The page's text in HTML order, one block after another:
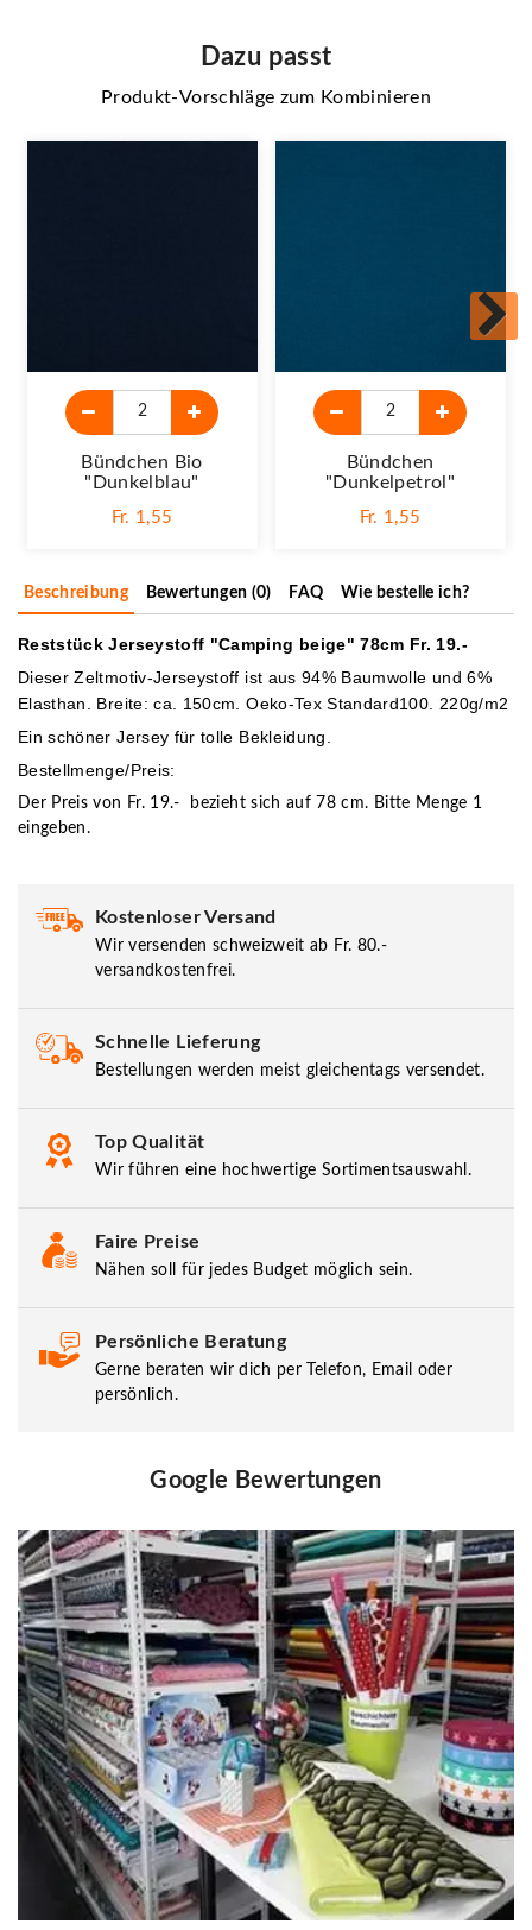
Dazu passt
Produkt-Vorschläge zum Kombinieren
Bündchen Bio
"Dunkelblau"
Fr. 1,55
Bündchen
"dunkelpetrol"
Fr. 1,55
Beschreibung Bewertungen (0) FAQ Wie bestelle ich?
Reststück Jerseystoff "Camping beige" 78cm Fr. 19.-
Dieser Zeltmotiv-Jerseystoff ist aus 94% Baumwolle und 6%
Elasthan. Breite: ca. 150cm. Oeko-Tex Standard100. 220g/m2
Ein schöner Jersey für tolle Bekleidung.
Bestellmenge/Preis:
Der Preis von Fr. 19.- bezieht sich auf 78 cm. Bitte Menge 1
eingeben.
Kostenloser Versand
Wir versenden schweizweit ab Fr. 80.-
versandkostenfrei.
Schnelle Lieferung
Bestellungen werden meist gleichentags versendet.
Top Qualität
Wir führen eine hochwertige Sortimentsauswahl.
Faire Preise
Nähen soll für jedes Budget möglich sein.
Persönliche Beratung
Gerne beraten wir dich per Telefon, Email oder
persönlich.
Google Bewertungen